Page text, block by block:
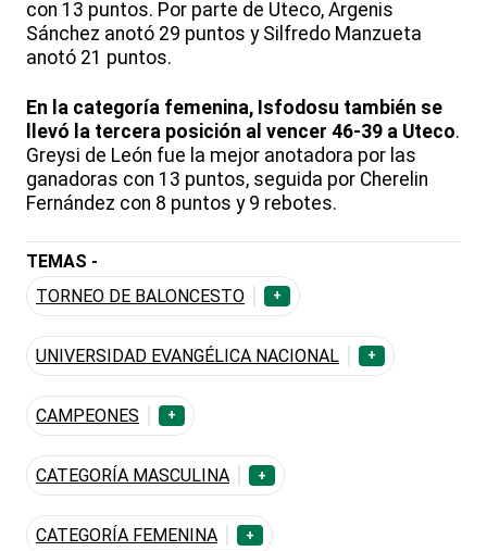
con 13 puntos. Por parte de Uteco, Argenis
Sánchez anotó 29 puntos y Silfredo Manzueta
anotó 21 puntos.
En la categoría femenina, Isfodosu también se
llevó la tercera posición al vencer 46-39 a Uteco.
Greysi de León fue la mejor anotadora por las
ganadoras con 13 puntos, seguida por Cherelin
Fernández con 8 puntos y 9 rebotes.
TEMAS -
TORNEO DE BALONCESTO
+
UNIVERSIDAD EVANGÉLICA NACIONAL +
CAMPEONES +
CATEGORÍA MASCULINA +
CATEGORÍA FEMENINA +